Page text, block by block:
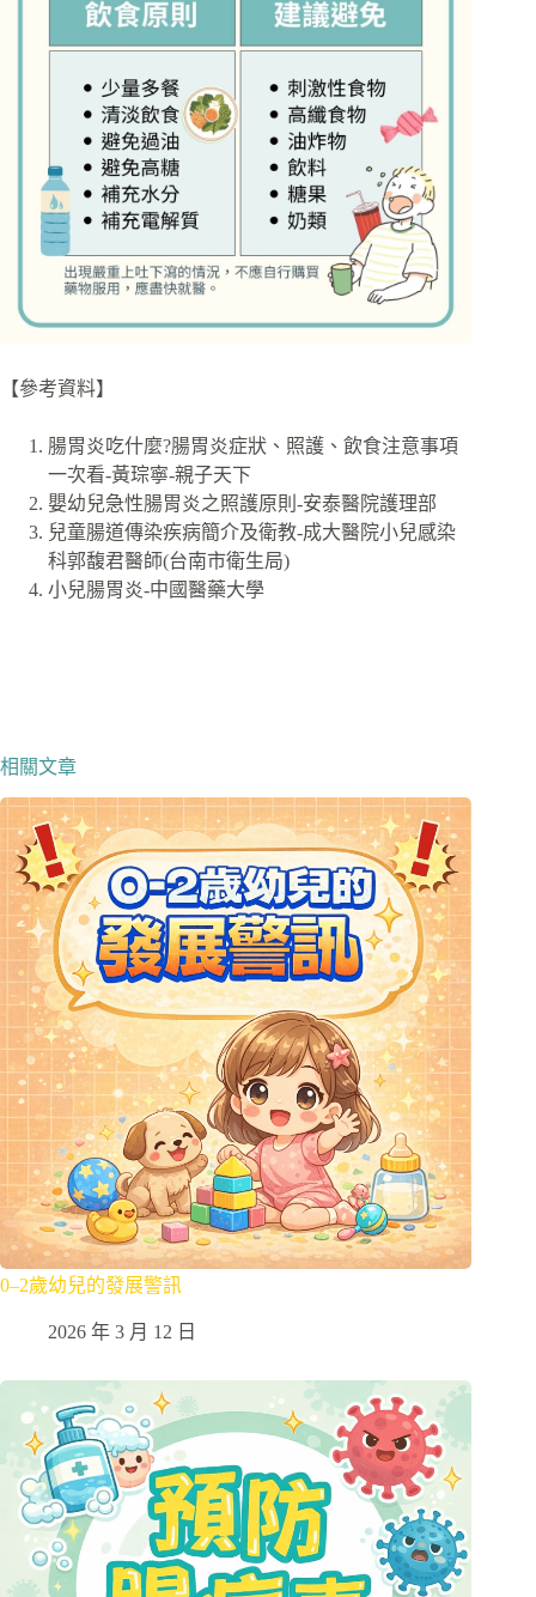
【參考資料】
腸胃炎吃什麼?腸胃炎症狀、照護、飲食注意事項
一次看-黃琮寧-親子天下
嬰幼兒急性腸胃炎之照護原則-安泰醫院護理部
兒童腸道傳染疾病簡介及衛教-成大醫院小兒感染
科郭馥君醫師(台南市衛生局)
小兒腸胃炎-中國醫藥大學
相關文章
0–2歲幼兒的發展警訊
2026 年 3 月 12 日